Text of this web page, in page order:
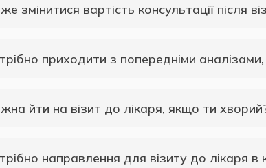
змінитися вартість консультації після
приходити з попередніми
йти на візит до лікаря, якщо ти
направлення для візиту до лікаря в